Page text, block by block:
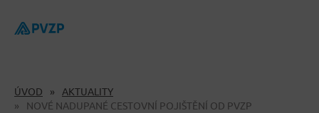
ÚVOD
AKTUALITY
NOVÉ NADUPANÉ CESTOVNÍ POJIŠTĚNÍ OD PVZP